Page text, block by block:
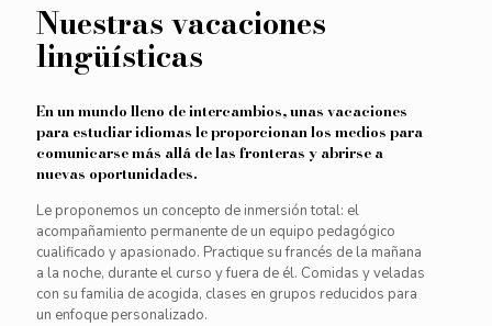
Nuestras vacaciones
lingüísticas
En un mundo lleno de intercambios, unas vacaciones
para estudiar idiomas le proporcionan los medios para
comunicarse más allá de las fronteras y abrirse a
nuevas oportunidades.
Le proponemos un concepto de inmersión total: el
acompañamiento permanente de un equipo pedagógico
cualificado y apasionado. Practique su francés de la mañana
a la noche, durante el curso y fuera de él. Comidas y veladas
con su familia de acogida, clases en grupos reducidos para
un enfoque personalizado.